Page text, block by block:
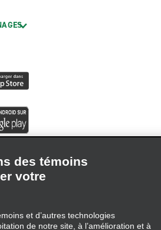
des témoins
votre
et d’autres technologies
de notre site, à l’amélioration et à